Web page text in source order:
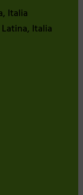
Italia
Italia